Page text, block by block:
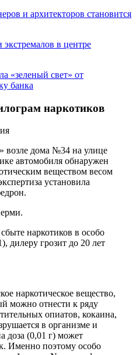
и архитекторов становится
в центре
«зеленый свет» от
банка
наркотиков
дома №34 на улице
автомобиля обнаружен
веществом весом
установила
наркотиков в особо
дилеру грозит до 20 лет
наркотическое вещество,
можно отнести к ряду
опиатов, кокаина,
в организме и
доза (0,01 г) может
Именно поэтому особо